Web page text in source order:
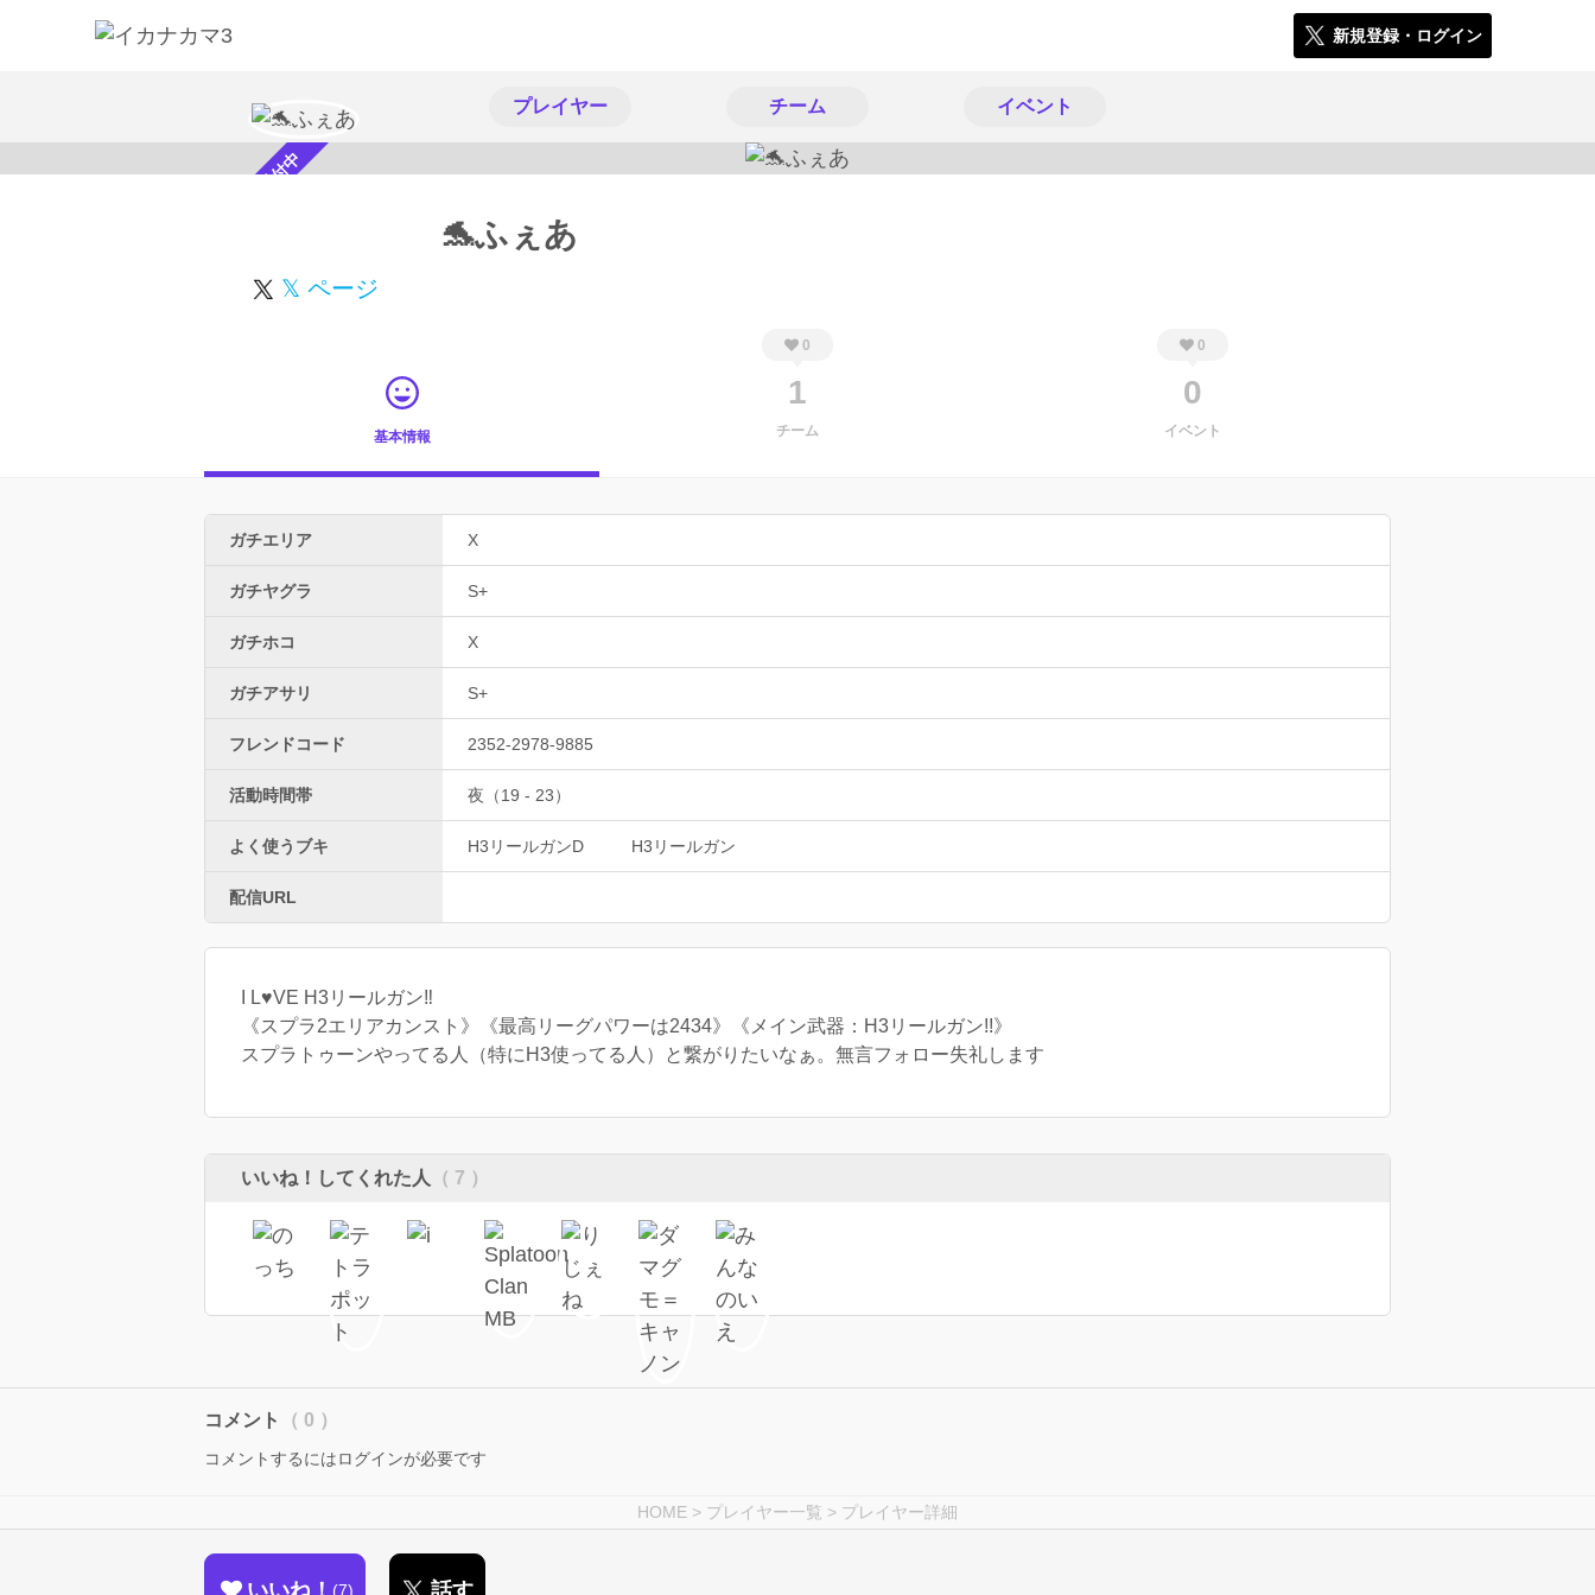
新規登録・ログイン
プレイヤー チーム イベント
スカウト受付中 🐬ふぇあ
𝕏 ページ
基本情報
0
1
チーム
0
0
イベント
ガチエリア X
ガチヤグラ S+
ガチホコ X
ガチアサリ S+
フレンドコード 2352-2978-9885
活動時間帯 夜（19 - 23）
よく使うブキ H3リールガンD H3リールガン
配信URL
I L♥VE H3リールガン‼️
《スプラ2エリアカンスト》《最高リーグパワーは2434》《メイン武器：H3リールガン!!》
スプラトゥーンやってる人（特にH3使ってる人）と繋がりたいなぁ。無言フォロー失礼します
いいね！してくれた人 （ 7 ）
コメント （ 0 ）
コメントするにはログインが必要です
HOME > プレイヤー一覧 > プレイヤー詳細
いいね！ 7 話す